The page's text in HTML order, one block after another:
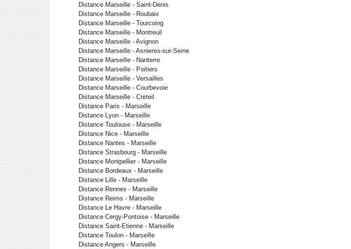
Distance Marseille - Saint-Denis
Distance Marseille - Roubaix
Distance Marseille - Tourcoing
Distance Marseille - Montreuil
Distance Marseille - Avignon
Distance Marseille - Asnieres-sur-Seine
Distance Marseille - Nanterre
Distance Marseille - Poitiers
Distance Marseille - Versailles
Distance Marseille - Courbevoie
Distance Marseille - Creteil
Distance Paris - Marseille
Distance Lyon - Marseille
Distance Toulouse - Marseille
Distance Nice - Marseille
Distance Nantes - Marseille
Distance Strasbourg - Marseille
Distance Montpellier - Marseille
Distance Bordeaux - Marseille
Distance Lille - Marseille
Distance Rennes - Marseille
Distance Reims - Marseille
Distance Le Havre - Marseille
Distance Cergy-Pontoise - Marseille
Distance Saint-Etienne - Marseille
Distance Toulon - Marseille
Distance Angers - Marseille